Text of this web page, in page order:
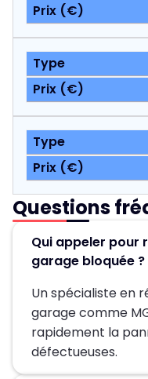
Questions
Qui appeler pour
garage bloquée ?
Un spécialiste en
garage comme
rapidement la
défectueuses.